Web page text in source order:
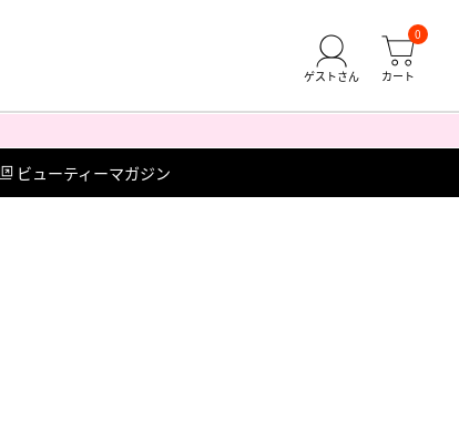
0
ビューティーマガジン